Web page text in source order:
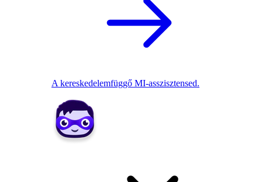
A kereskedelemfüggő MI-asszisztensed.